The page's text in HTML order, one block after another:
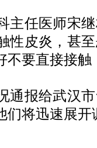
任医师宋继
性皮炎，甚
不要直接接触
报给武汉市
们将迅速展开